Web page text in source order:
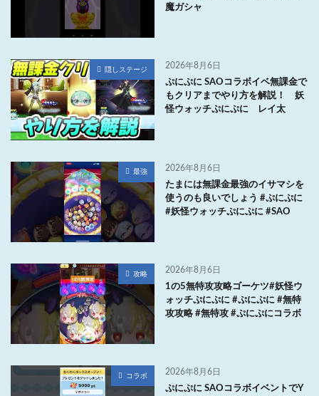
魔ガシャ
隠しステージ 2026年8月6日
ぷにぷに SAOコラボイベ無課金で
もクリアまでやり方を解説！ 妖
怪ウォッチぷにぷに レイ太
最強 2026年8月6日
たまには無課金最強のイサマシを
使うのも良いでしょう #ぷにぷに
#妖怪ウォッチぷにぷに #SAO
攻略 2026年8月6日
1の5無特攻攻略ゴーケツ#妖怪ウ
ォッチぷにぷに #ぷにぷに #無特
攻攻略 #無特攻 #ぷにぷにコラボ
コラボ 2026年8月6日
ぷにぷに SAOコラボイベントでY